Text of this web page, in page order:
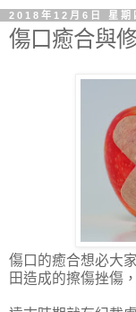
2018年12月6日 星期
傷口癒合與
傷口的癒合想必大
田造成的擦傷挫傷